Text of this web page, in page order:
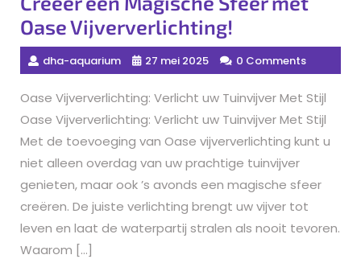
Oase Vijververlichting!
dha-aquarium 27 mei 2025 0 Comments
Oase Vijververlichting: Verlicht uw Tuinvijver Met Stijl
Oase Vijververlichting: Verlicht uw Tuinvijver Met Stijl
Met de toevoeging van Oase vijververlichting kunt u
niet alleen overdag van uw prachtige tuinvijver
genieten, maar ook ’s avonds een magische sfeer
creëren. De juiste verlichting brengt uw vijver tot
leven en laat de waterpartij stralen als nooit tevoren.
Waarom […]